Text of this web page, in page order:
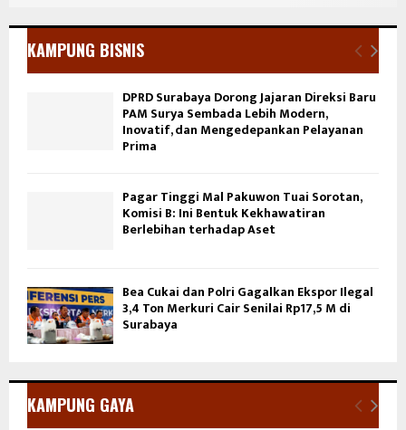
KAMPUNG BISNIS
DPRD Surabaya Dorong Jajaran Direksi Baru
PAM Surya Sembada Lebih Modern,
Inovatif, dan Mengedepankan Pelayanan
Prima
Pagar Tinggi Mal Pakuwon Tuai Sorotan,
Komisi B: Ini Bentuk Kekhawatiran
Berlebihan terhadap Aset
Bea Cukai dan Polri Gagalkan Ekspor Ilegal
3,4 Ton Merkuri Cair Senilai Rp17,5 M di
Surabaya
KAMPUNG GAYA